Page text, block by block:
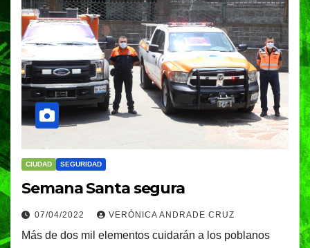
CIUDAD SEGURIDAD
Semana Santa segura
07/04/2022 VERÓNICA ANDRADE CRUZ
Más de dos mil elementos cuidarán a los poblanos